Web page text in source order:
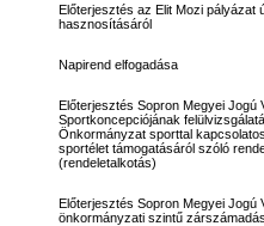
Előterjesztés az Elit Mozi pályázat
hasznosításáról
Napirend elfogadása
Előterjesztés Sopron Megyei Jogú
Sportkoncepciójának
Önkormányzat sporttal
sportélet támogatásáról szóló
(rendeletalkotás)
Előterjesztés Sopron Megyei Jogú
önkormányzati szintű